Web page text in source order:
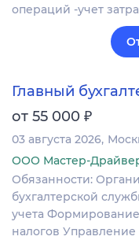
операций -учет
Главный
от 55 000 ₽
03 августа 2026
ООО Мастер-
Обязанности:
бухгалтерской
учета Формирование
налогов